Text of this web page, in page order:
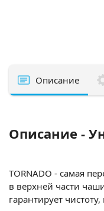
Описание
Описание -
TORNADO - самая
в верхней части
гарантирует